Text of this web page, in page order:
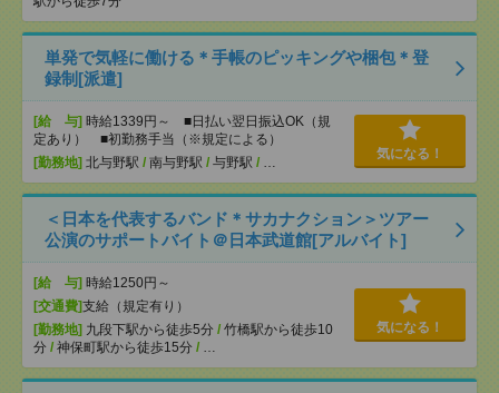
単発で気軽に働ける＊手帳のピッキングや梱包＊登
録制[派遣]
[給 与] 時給1339円～ ■日払い翌日振込OK（規
定あり） ■初勤務手当（※規定による）
[勤務地] 北与野駅 / 南与野駅 / 与野駅 / …
気になる！
＜日本を代表するバンド＊サカナクション＞ツアー
公演のサポートバイト＠日本武道館[アルバイト]
[給 与] 時給1250円～
[交通費]支給（規定有り）
[勤務地] 九段下駅から徒歩5分 / 竹橋駅から徒歩10
分 / 神保町駅から徒歩15分 / …
気になる！